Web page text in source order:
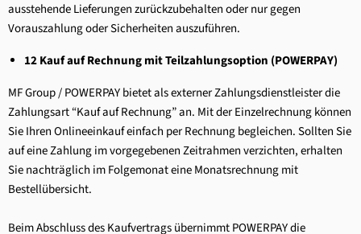
ausstehende Lieferungen zurückzubehalten oder nur gegen
Vorauszahlung oder Sicherheiten auszuführen.
12 Kauf auf Rechnung mit Teilzahlungsoption (POWERPAY)
MF Group / POWERPAY bietet als externer Zahlungsdienstleister die
Zahlungsart “Kauf auf Rechnung” an. Mit der Einzelrechnung können
Sie Ihren Onlineeinkauf einfach per Rechnung begleichen. Sollten Sie
auf eine Zahlung im vorgegebenen Zeitrahmen verzichten, erhalten
Sie nachträglich im Folgemonat eine Monatsrechnung mit
Bestellübersicht.
Beim Abschluss des Kaufvertrags übernimmt POWERPAY die